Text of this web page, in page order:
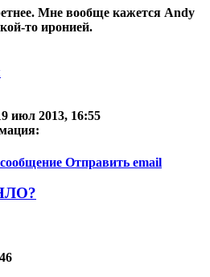
Мне вообще кажется Andy
то иронией.
июл 2013, 16:55
Отправить email